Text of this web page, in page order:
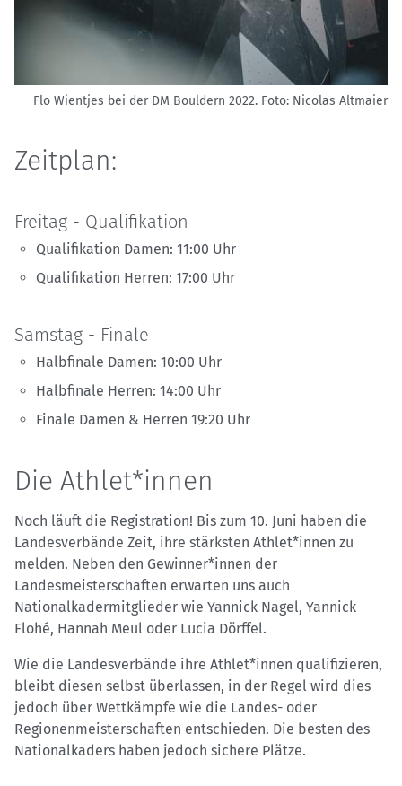
Flo Wientjes bei der DM Bouldern 2022. Foto: Nicolas Altmaier
Zeitplan:
Freitag - Qualifikation
Qualifikation Damen: 11:00 Uhr
Qualifikation Herren: 17:00 Uhr
Samstag - Finale
Halbfinale Damen: 10:00 Uhr
Halbfinale Herren: 14:00 Uhr
Finale Damen & Herren 19:20 Uhr
Die Athlet*innen
Noch läuft die Registration! Bis zum 10. Juni haben die
Landesverbände Zeit, ihre stärksten Athlet*innen zu
melden. Neben den Gewinner*innen der
Landesmeisterschaften erwarten uns auch
Nationalkadermitglieder wie Yannick Nagel, Yannick
Flohé, Hannah Meul oder Lucia Dörffel.
Wie die Landesverbände ihre Athlet*innen qualifizieren,
bleibt diesen selbst überlassen, in der Regel wird dies
jedoch über Wettkämpfe wie die Landes- oder
Regionenmeisterschaften entschieden. Die besten des
Nationalkaders haben jedoch sichere Plätze.